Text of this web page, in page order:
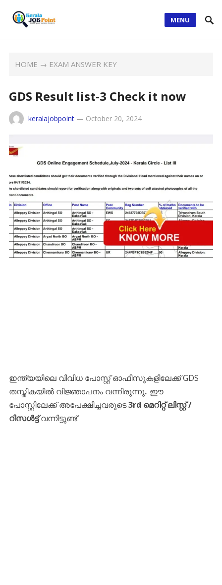
MENU
HOME → EXAM ANSWER KEY
GDS Result list-3 Check it now
keralajobpoint— October 20, 2024
ഇന്ത്യയിലെ വിവിധ പോസ്റ്റ് ഓഫീസുകളിലേക്ക് GDS
തസ്തികയിൽ വിജ്ഞാപനം വന്നിരുന്നു.. ഈ
പോസ്റ്റിലേക്ക് അപേക്ഷിച്ചവരുടെ3rd മെറിറ്റ് ലിസ്റ്റ് /
റിസൾട്ട്വന്നിട്ടുണ്ട്